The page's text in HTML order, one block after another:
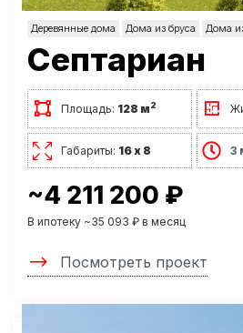
Деревянные дома Дома из бруса Дома
Септариан
Площадь: 128 м2
Габариты: 16 х 8 3
~4 211 200 ₽
В ипотеку ~35 093 ₽ в месяц
Посмотреть проект